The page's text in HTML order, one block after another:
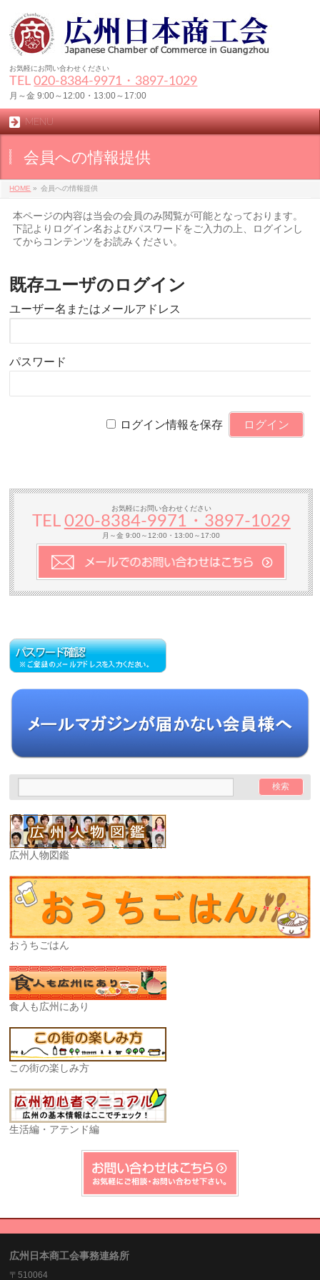
お気軽にお問い合わせください
TEL020-8384‐9971・3897-1029
月～金 9:00～12:00・13:00～17:00
MENU
会員への情報提供
HOME » 会員への情報提供
本ページの内容は当会の会員のみ閲覧が可能となっております。
下記よりログイン名およびパスワードをご入力の上、ログインし
てからコンテンツをお読みください。
既存ユーザのログイン
ユーザー名またはメールアドレス
パスワード
ログイン情報を保存
お気軽にお問い合わせください
TEL 020-8384‐9971・3897-1029
月～金 9:00～12:00・13:00～17:00
広州人物図鑑
おうちごはん
食人も広州にあり
この街の楽しみ方
生活編・アテンド編
広州日本商工会事務連絡所
〒510064